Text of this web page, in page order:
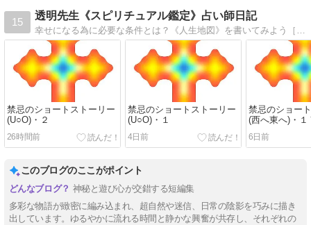
15
透明先生《スピリチュアル鑑定》占い師日記
幸せになる為に必要な条件とは？《人生地図》を書いてみよう［厄除け対策/鬱病対策/トラウマ修復/幽体離脱/良縁/不妊/SEXレス夫婦/魔法陣/風水//繭気属性別パワースポット他］
禁忌のショートストーリー
(U○O)・２
26時間前
禁忌のショートストーリー
(U○O)・１
4日前
禁忌のショー
(西へ東へ)・１
6日前
このブログのここがポイント
神秘と遊び心が交錯する短編集
多彩な物語が緻密に編み込まれ、超自然や迷信、日常の陰影を巧みに描き
出しています。ゆるやかに流れる時間と静かな興奮が共存し、それぞれの